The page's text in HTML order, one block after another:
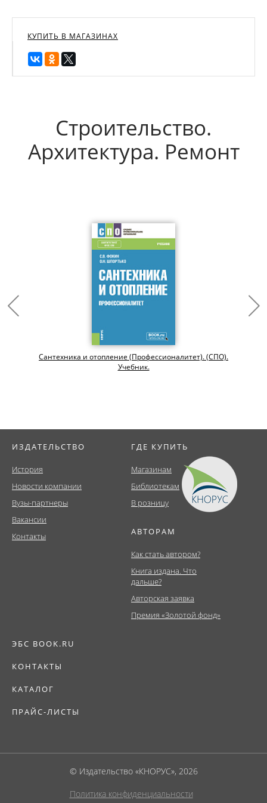
КУПИТЬ В МАГАЗИНАХ
Строительство.
Архитектура. Ремонт
Сантехника и отопление (Профессионалитет). (СПО).
Учебник.
ИЗДАТЕЛЬСТВО
История
Новости компании
Вузы-партнеры
Вакансии
Контакты
ГДЕ КУПИТЬ
Магазинам
Библиотекам
В розницу
АВТОРАМ
Как стать автором?
Книга издана. Что
дальше?
Авторская заявка
Премия «Золотой фонд»
ЭБС BOOK.RU
КОНТАКТЫ
КАТАЛОГ
ПРАЙС-ЛИСТЫ
© Издательство «КНОРУС», 2026
Политика конфиденциальности